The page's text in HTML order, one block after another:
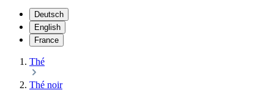
Deutsch
English
France
Thé
Thé noir